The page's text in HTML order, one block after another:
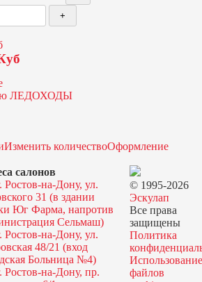
ЛЕДОХОДЫ
Изменить количествоОформление
салонов
Ростов-на-Дону, ул.
31 (в здании
Юг Фарма, напротив
Сельмаш)
Ростов-на-Дону, ул.
48/21 (вход
Больница №4)
Ростов-на-Дону, пр.
© 1995-2026
Эскулап
Все права
защищены
Политика
Использование
файлов